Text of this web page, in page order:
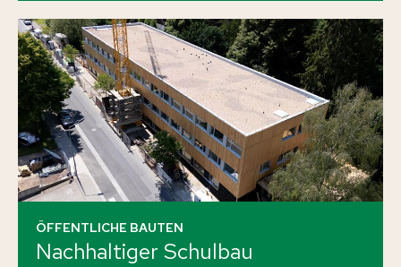
ÖFFENTLICHE BAUTEN
Nachhaltiger Schulbau